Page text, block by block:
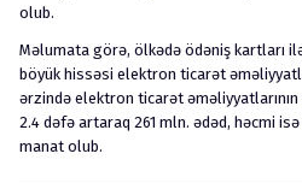
olub.
Məlumata görə, ölkədə ödəniş kartları
böyük hissəsi elektron ticarət
ərzində elektron ticarət
2.4 dəfə artaraq 261 mln. ədəd, həcmi
manat olub.